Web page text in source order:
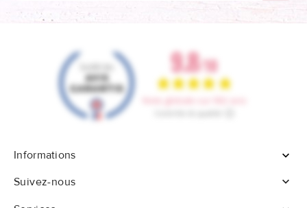
Informations

Suivez-nous
